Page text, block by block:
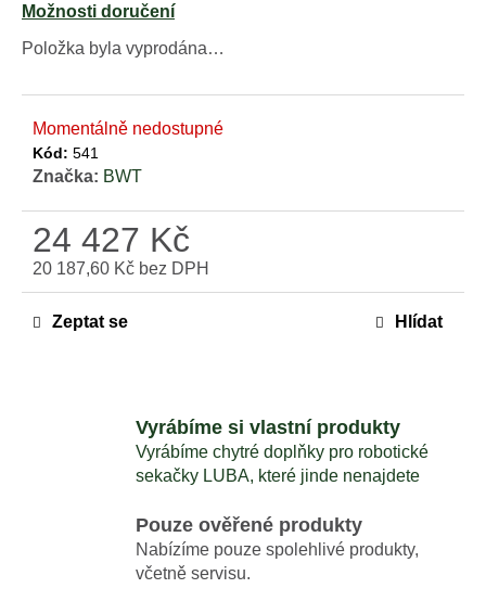
Možnosti doručení
Položka byla vyprodána…
Momentálně nedostupné
Kód: 541
Značka: BWT
24 427 Kč
20 187,60 Kč bez DPH
Měrná
cena:Zeptat se Hlídat
Vyrábíme si vlastní produkty
Vyrábíme chytré doplňky pro robotické
sekačky LUBA, které jinde nenajdete
Pouze ověřené produkty
Nabízíme pouze spolehlivé produkty,
včetně servisu.
D
o
p
u
u
j
m
e